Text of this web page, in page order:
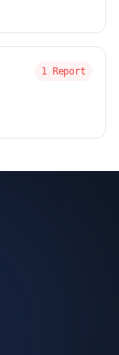
1 Report